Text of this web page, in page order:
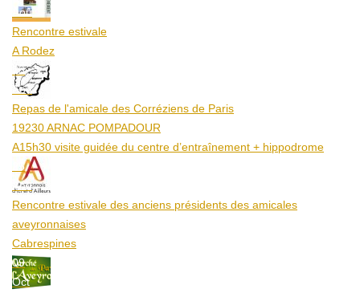
Aoû
Rencontre estivale
A Rodez
23
Aoû
Repas de l'amicale des Corréziens de Paris
19230 ARNAC POMPADOUR
A15h30 visite guidée du centre d’entraînement + hippodrome
25
Aoû
Rencontre estivale des anciens présidents des amicales
aveyronnaises
Cabrespines
09
Oct